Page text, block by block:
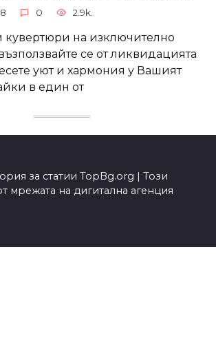
0 2.9k.
кувертюри на изключително
се от ликвидацията
уют и хармония у Вашият
в един от
за статии TopBg.org | Този
мрежата на дигитална агенция